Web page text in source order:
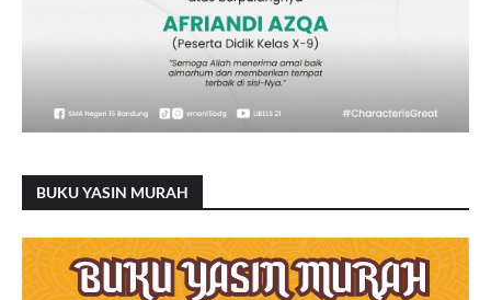
BUKU YASIN MURAH